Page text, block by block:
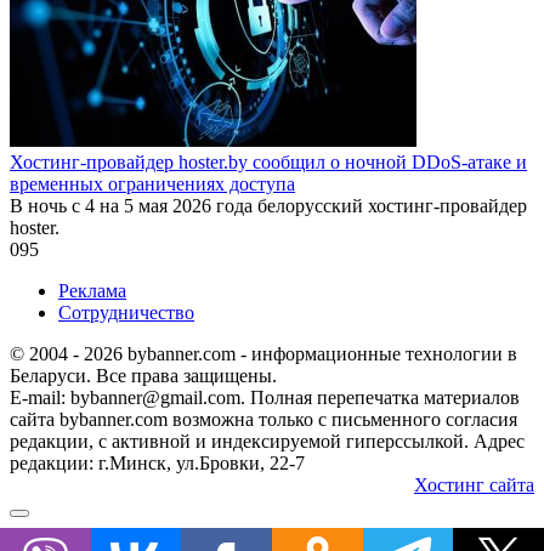
Хостинг-провайдер hoster.by сообщил о ночной DDoS-атаке и
временных ограничениях доступа
В ночь с 4 на 5 мая 2026 года белорусский хостинг-провайдер
hoster.
095
Реклама
Сотрудничество
© 2004 - 2026 bybanner.com - информационные технологии в
Беларуси. Все права защищены.
E-mail: bybanner@gmail.com. Полная перепечатка материалов
сайта bybanner.com возможна только с письменного согласия
редакции, с активной и индексируемой гиперссылкой. Адрес
редакции: г.Минск, ул.Бровки, 22-7
Хостинг сайта